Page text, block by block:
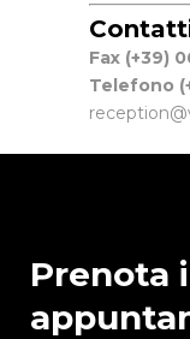
Fax (+39)
Telefono
Prenota